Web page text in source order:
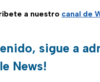
a nuestro canal de
sigue a
News!